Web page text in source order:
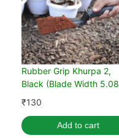
Rubber Grip Khurpa 2,
Black (Blade Width 5.08
cm)
₹130
Add to cart